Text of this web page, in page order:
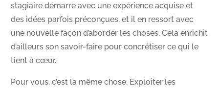
stagiaire démarre avec une expérience acquise et
des idées parfois préconçues, et il en ressort avec
une nouvelle façon d’aborder les choses. Cela enrichit
d’ailleurs son savoir-faire pour concrétiser ce qui le
tient à cœur.
Pour vous, c’est la même chose. Exploiter les